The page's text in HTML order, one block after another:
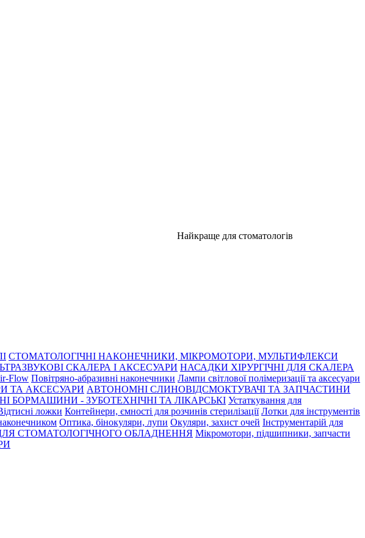
Найкраще для стоматологів
СТОМАТОЛОГІЧНІ НАКОНЕЧНИКИ, МІКРОМОТОРИ, МУЛЬТИФЛЕКСИ
СКАЛЕРА І АКСЕСУАРИ НАСАДКИ ХІРУРГІЧНІ ДЛЯ СКАЛЕРА
Flow Повітряно-абразивні наконечники Лампи світлової полімеризації та аксесуари
ТА АКСЕСУАРИ АВТОНОМНІ СЛИНОВІДСМОКТУВАЧІ ТА ЗАПЧАСТИНИ
БОРМАШИНИ - ЗУБОТЕХНІЧНІ ТА ЛІКАРСЬКІ Устаткування для
ложки Контейнери, ємності для розчинів стерилізації Лотки для інструментів
Оптика, бінокуляри, лупи Окуляри, захист очей Інструментарій для
СТОМАТОЛОГІЧНОГО ОБЛАДНЕННЯ Мікромотори, підшипники, запчасти